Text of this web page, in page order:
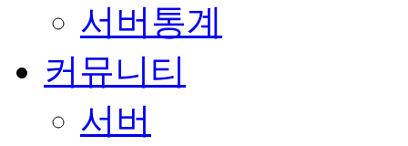
서버통계
커뮤니티
서버